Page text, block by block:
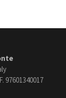
97601340017